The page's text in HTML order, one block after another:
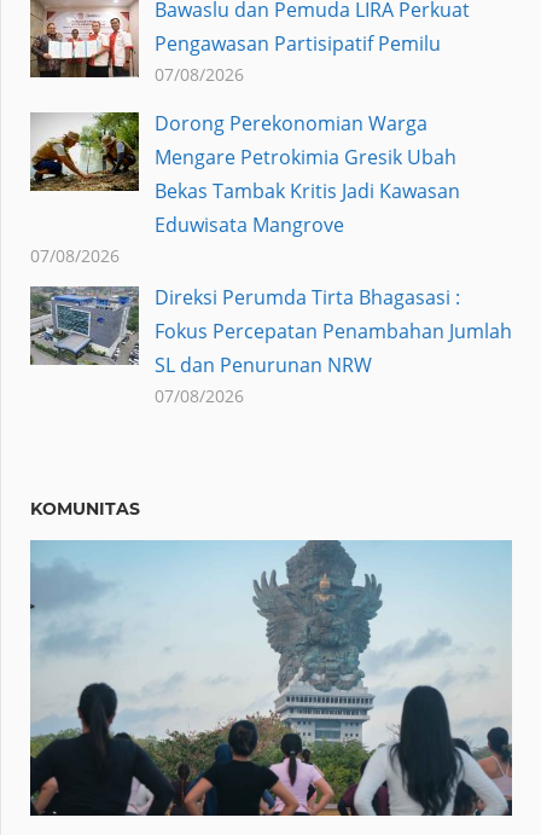
Bawaslu dan Pemuda LIRA Perkuat
Pengawasan Partisipatif Pemilu
07/08/2026
Dorong Perekonomian Warga
Mengare Petrokimia Gresik Ubah
Bekas Tambak Kritis Jadi Kawasan
Eduwisata Mangrove
07/08/2026
Direksi Perumda Tirta Bhagasasi :
Fokus Percepatan Penambahan Jumlah
SL dan Penurunan NRW
07/08/2026
KOMUNITAS